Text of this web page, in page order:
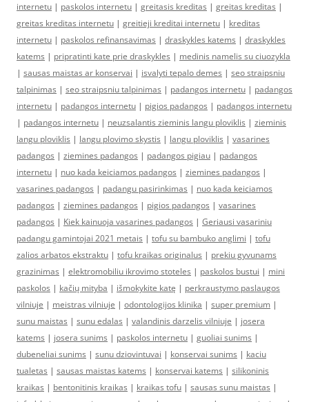
internetu | paskolos internetu | greitasis kreditas | greitas kreditas |
greitas kreditas internetu | greitieji kreditai internetu | kreditas
internetu | paskolos refinansavimas | draskykles katems | draskykles
katems | pripratinti kate prie draskykles | medinis namelis su ciuozykla
| sausas maistas ar konservai | isvalyti tepalo demes | seo straipsniu
talpinimas | seo straipsniu talpinimas | padangos internetu | padangos
internetu | padangos internetu | pigios padangos | padangos internetu
| padangos internetu | neuzsalantis zieminis langu ploviklis | zieminis
langu ploviklis | langu plovimo skystis | langu ploviklis | vasarines
padangos | ziemines padangos | padangos pigiau | padangos
internetu | nuo kada keiciamos padangos | ziemines padangos |
vasarines padangos | padangu pasirinkimas | nuo kada keiciamos
padangos | ziemines padangos | pigios padangos | vasarines
padangos | Kiek kainuoja vasarines padangos | Geriausi vasariniu
padangu gamintojai 2021 metais | tofu su bambuko anglimi | tofu
zalios arbatos ekstraktu | tofu kraikas originalus | prekiu gyvunams
grazinimas | elektromobiliu ikrovimo stoteles | paskolos bustui | mini
paskolos | kačių mityba | išmokykite katę | perkraustymo paslaugos
vilniuje | meistras vilniuje | odontologijos klinika | super premium |
sunu maistas | sunu edalas | valandinis darzelis vilniuje | josera
katems | josera sunims | paskolos internetu | guoliai sunims |
dubeneliai sunims | sunu dziovintuvai | konservai sunims | kaciu
tualetas | sausas maistas katems | konservai katems | silikoninis
kraikas | bentonitinis kraikas | kraikas tofu | sausas sunu maistas |